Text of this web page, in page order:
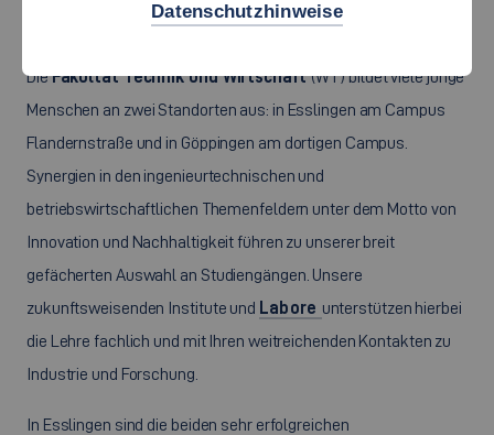
DieFakultät Technik und Wirtschaft(WT) bildet viele junge
Menschen an zwei Standorten aus: in Esslingen am Campus
Flandernstraße und in Göppingen am dortigen Campus.
Synergien in den ingenieurtechnischen und
betriebswirtschaftlichen Themenfeldern unter dem Motto von
Innovation und Nachhaltigkeit führen zu unserer breit
gefächerten Auswahl an Studiengängen. Unsere
zukunftsweisenden Institute und Labore unterstützen hierbei
die Lehre fachlich und mit Ihren weitreichenden Kontakten zu
Industrie und Forschung.
In Esslingen sind die beiden sehr erfolgreichen
Datenschutzhinweise